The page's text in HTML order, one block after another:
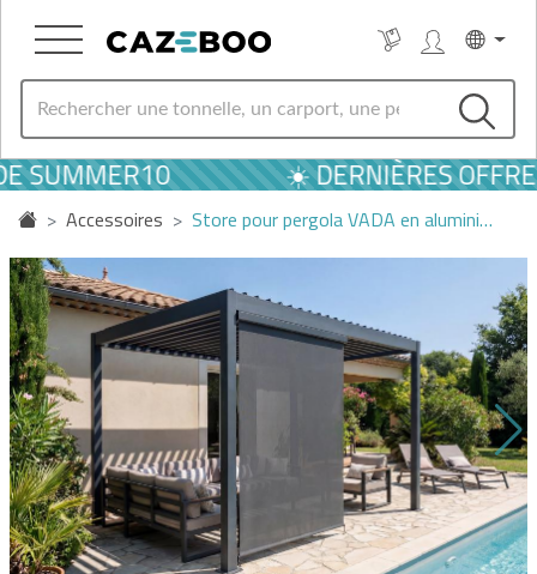
SUMMER10 ☀️ DERNIÈRES
Accessoires Store pour pergola VADA en alumini…